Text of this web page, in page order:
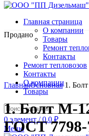
Главная страница
О компании
Товары
Ремонт
Контакты
Ремонт тепловозов
Контакты
О компании
Товары
0 элемент / 0.0 ₽
Меню
Продано
Нажмите, чтобы
ГлавнаяОсновная1.
1. Болт М-
ГОСТ 7798-